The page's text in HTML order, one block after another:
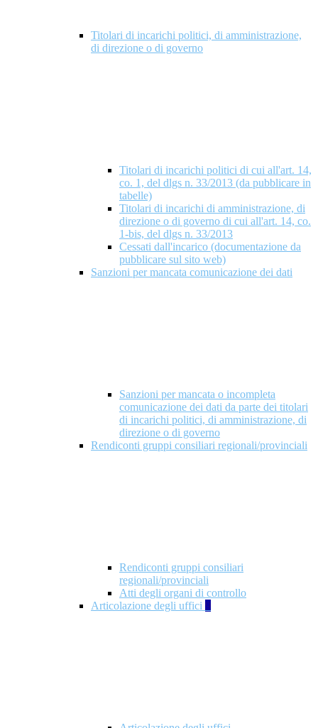
Titolari di incarichi politici, di amministrazione,
di direzione o di governo
Titolari di incarichi politici di cui all'art. 14,
co. 1, del dlgs n. 33/2013 (da pubblicare in
tabelle)
Titolari di incarichi di amministrazione, di
direzione o di governo di cui all'art. 14, co.
1-bis, del dlgs n. 33/2013
Cessati dall'incarico (documentazione da
pubblicare sul sito web)
Sanzioni per mancata comunicazione dei dati
Sanzioni per mancata o incompleta
comunicazione dei dati da parte dei titolari
di incarichi politici, di amministrazione, di
direzione o di governo
Rendiconti gruppi consiliari regionali/provinciali
Rendiconti gruppi consiliari
regionali/provinciali
Atti degli organi di controllo
Articolazione degli uffici 9